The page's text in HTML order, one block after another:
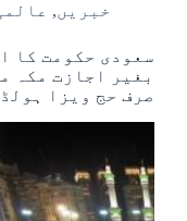
خبریں,
بغیر اجازت مکہ
صرف حج ویزا